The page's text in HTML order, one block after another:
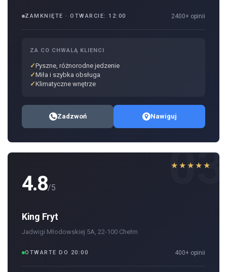
ZAMKNIĘTE · OTWARCIE: 12:00 2400+ opinii
ZA CO CHWALĄ KLIENCI
Pyszne, różnorodne jedzenie
Miła i szybka obsługa
Klimatyczne wnętrze
Zadzwoń Nawiguj
03
★★★★★
4.8/5
King Fryt
Jadwigi Młodowskiej 5A, 22-100 Chełm
OTWARTE DO 20:00 400+ opinii